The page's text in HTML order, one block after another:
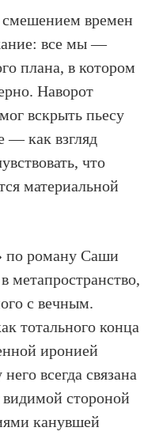
смешением времен
все мы —
плана, в котором
Наворот
вскрыть пьесу
— как взгляд
что
материальной
по роману Саши
метапространство,
с вечным.
тотального конца
иронией
всегда связана
стороной
канувшей